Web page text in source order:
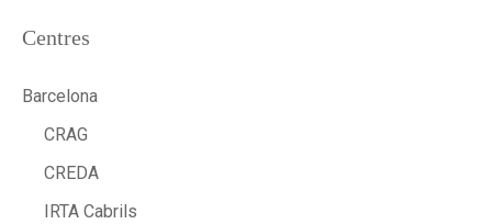
Centres
Barcelona
CRAG
CREDA
IRTA Cabrils